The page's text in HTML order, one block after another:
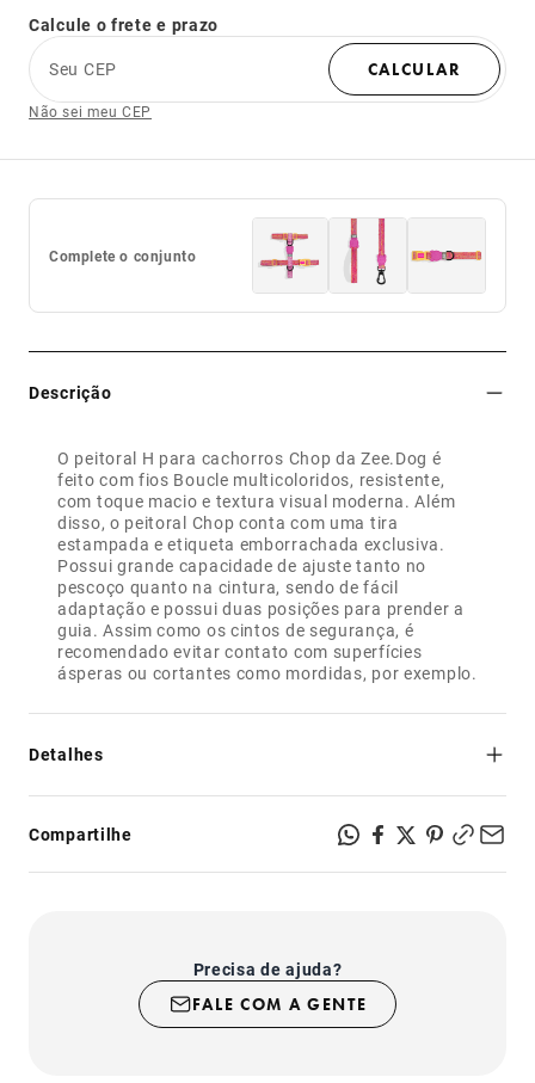
Calcule o frete e prazo
Seu CEP
CALCULAR
Não sei meu CEP
Complete o conjunto
Descrição
O peitoral H para cachorros Chop da Zee.Dog é
feito com fios Boucle multicoloridos, resistente,
com toque macio e textura visual moderna. Além
disso, o peitoral Chop conta com uma tira
estampada e etiqueta emborrachada exclusiva.
Possui grande capacidade de ajuste tanto no
pescoço quanto na cintura, sendo de fácil
adaptação e possui duas posições para prender a
guia. Assim como os cintos de segurança, é
recomendado evitar contato com superfícies
ásperas ou cortantes como mordidas, por exemplo.
Detalhes
material dos cintos de segurança;
- Regulável no pescoço e na cintura;
- Possui dois pontos para prender a guia: na altura do
Compartilhe
Precisa de ajuda?
FALE COM A GENTE